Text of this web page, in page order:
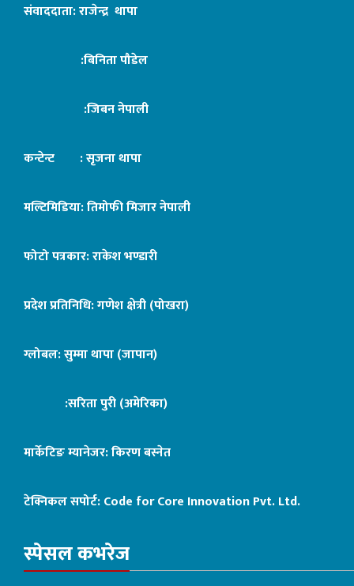
संवाददाता: राजेन्द्र थापा
:बिनिता पौडेल
:जिबन नेपाली
कन्टेन्ट : सृजना थापा
मल्टिमिडिया: तिमोफी मिजार नेपाली
फोटो पत्रकार: राकेश भण्डारी
प्रदेश प्रतिनिधि: गणेश क्षेत्री (पोखरा)
ग्लोबल: सुम्मा थापा (जापान)
:सरिता पुरी (अमेरिका)
मार्केटिङ म्यानेजर: किरण बस्नेत
टेक्निकल सपोर्ट:Code for Core Innovation Pvt. Ltd.
स्पेसल कभरेज